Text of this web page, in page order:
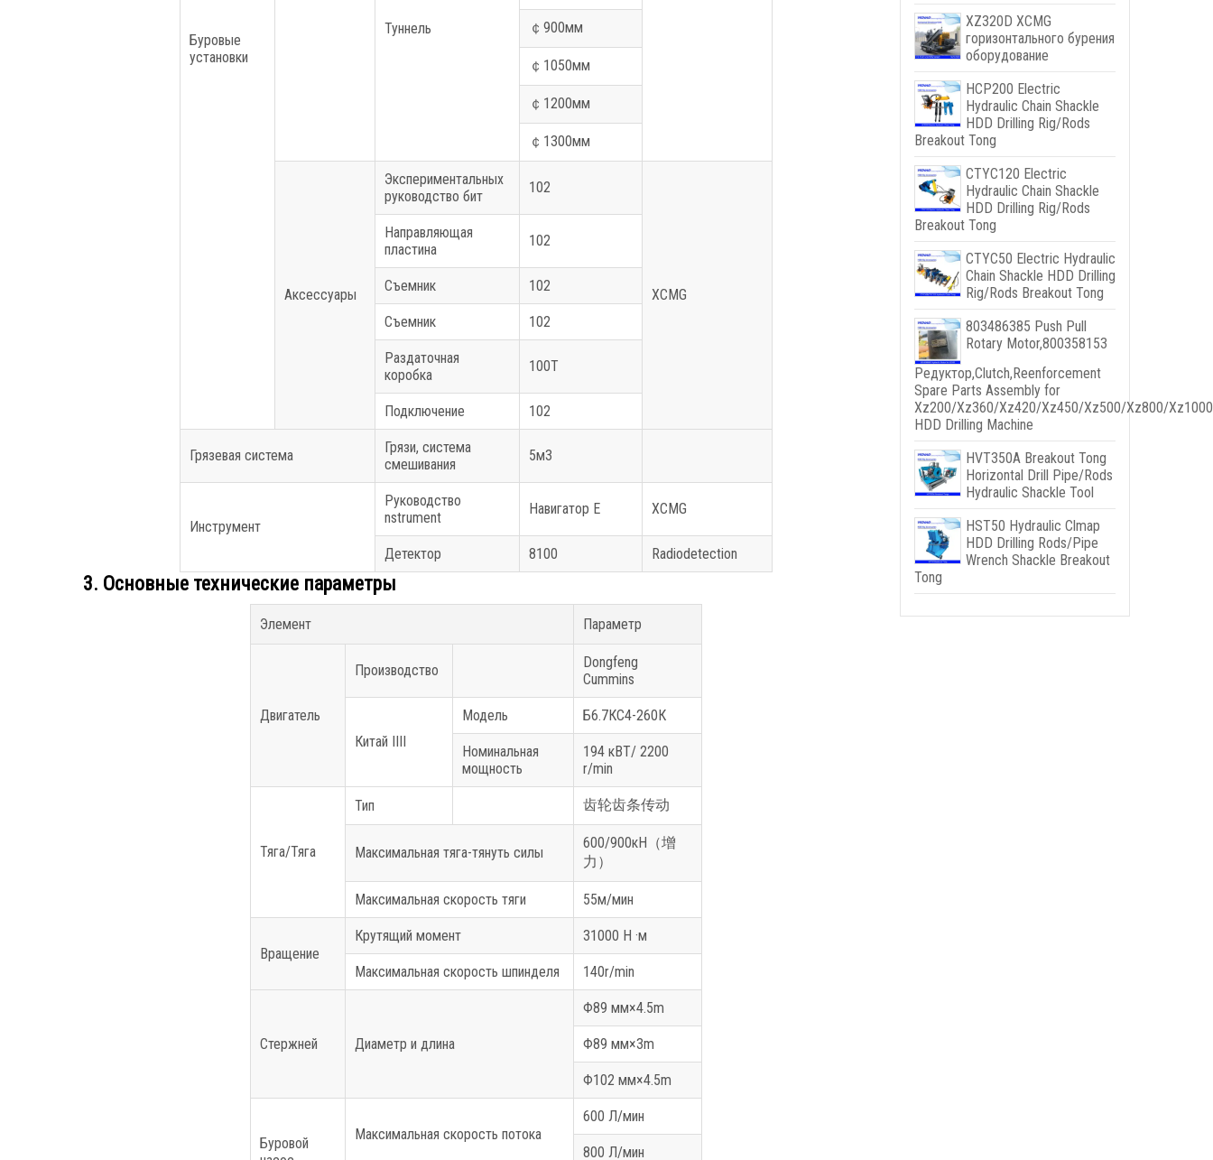
Буровые
установки
Туннель ￠ 900мм
￠ 1050мм
￠ 1200мм
￠ 1300мм
Аксессуары
Экспериментальных
руководство бит
102
XCMG
Направляющая
пластина
102
Съемник 102
Съемник 102
Раздаточная
коробка
100T
Подключение 102
Грязевая система
Грязи, система
смешивания
5м3
Инструмент
Руководство
nstrument
Навигатор E XCMG
Детектор 8100 Radiodetection
3. Основные технические параметры
Элемент Параметр
Двигатель
Производство
Dongfeng
Cummins
Китай IIII
Модель Б6.7КС4-260К
Номинальная
мощность
194 кВТ/ 2200
r/min
Тяга/Тяга
Тип 齿轮齿条传动
Максимальная тяга-тянуть силы
600/900кН （增
力）
Максимальная скорость тяги 55м/мин
Вращение
Крутящий момент 31000 Н ·м
Максимальная скорость шпинделя 140r/min
Стержней Диаметр и длина
Φ89 мм×4.5m
Φ89 мм×3m
Φ102 мм×4.5m
Буровой
Максимальная скорость потока
600 Л/мин
800 Л/мин
XZ320D XCMG
горизонтального бурения
оборудование
HCP200 Electric
Hydraulic Chain Shackle
HDD Drilling Rig/Rods
Breakout Tong
CTYC120 Electric
Hydraulic Chain Shackle
HDD Drilling Rig/Rods
Breakout Tong
CTYC50 Electric Hydraulic
Chain Shackle HDD Drilling
Rig/Rods Breakout Tong
803486385 Push Pull
Rotary Motor,800358153
Редуктор,Clutch,Reenforcement
Spare Parts Assembly for
Xz200/Xz360/Xz420/Xz450/Xz500/Xz800/
HDD Drilling Machine
HVT350A Breakout Tong
Horizontal Drill Pipe/Rods
Hydraulic Shackle Tool
HST50 Hydraulic Clmap
HDD Drilling Rods/Pipe
Wrench Shackle Breakout
Tong